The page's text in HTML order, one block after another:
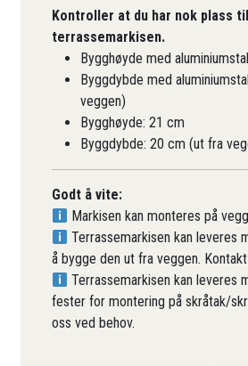
Kontroller at du har nok plass
terrassemarkisen.
Bygghøyde med
Byggdybde med
veggen)
Bygghøyde: 21 cm
Byggdybde: 20 cm (ut fra
Godt å vite:
Markisen kan monteres på
Terrassemarkisen kan leveres
å bygge den ut fra veggen.
Terrassemarkisen kan leveres
fester for montering på skråtak/
oss ved behov.